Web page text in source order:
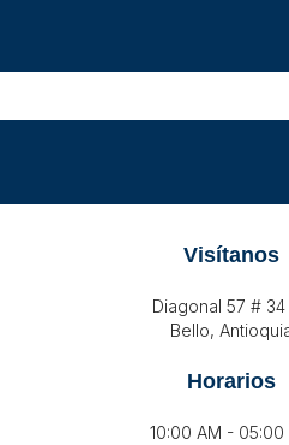
Visítanos
Diagonal 57 # 34
Bello,
Horarios
10:00 AM - 05:00